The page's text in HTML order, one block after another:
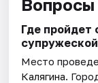
Где пройдет
Место
Калягина.